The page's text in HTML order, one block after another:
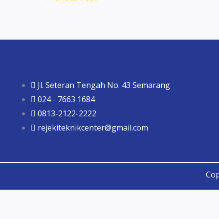
Jl. Seteran Tengah No. 43 Semarang
024 - 7663 1684
0813-2122-2222
rejekiteknikcenter@gmail.com